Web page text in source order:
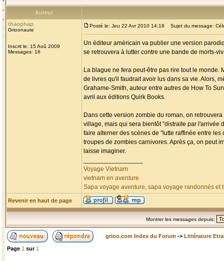
Auteur
thaophap
Grioonaute
Inscrit le: 15 Aoû 2009
Messages: 16
Posté le: Jeu 22 Avr 2010 14:18 Sujet du message:
Un éditeur américain va publier une version
se retrouvera à lutter contre une bande de morts-
La blague ne fera peut-être pas rire tout le
de livres qu'il faudrait avoir lus dans sa vie. Alors,
Grahame-Smith, auteur entre autres de How To
avril aux éditions Quirk Books.
Dans cette version zombie du roman, on
village, mais qui sera bientôt "distraite par l'arrivée
faire alterner des scènes de "lutte raffinée entre
troupes de zombies carnivores. Après ça, on peut
laisse imaginer.
Voyage Vietnam
vietnam en aventure
Sapa voyage aventure, sapa voyage randonnés et
Revenir en haut de page
Montrer les messages depuis:
grioo.com Index du Forum -> Littérature
Page 1 sur1